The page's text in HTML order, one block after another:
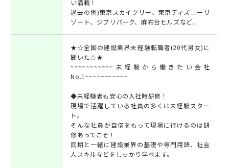
い満載！
過去の例)東京スカイツリー、東京ディズニーリ
ゾート、ジブリパーク、麻布台ヒルズなど..
★☆全国の建設業界未経験転職者(20代男女)に
聞いた☆★
~~~~~~~~~~~未経験から働きたい会社
No.1~~~~~~~~~~~
◆未経験者も安心の入社時研修！
現場で活躍している社員の多くは未経験スター
ト。
そんな社員が自信をもって現場に行けるのは研
修あってこそ！
同期と一緒に建設業界の基礎や専門用語、社会
人スキルなどをしっかり学べます。